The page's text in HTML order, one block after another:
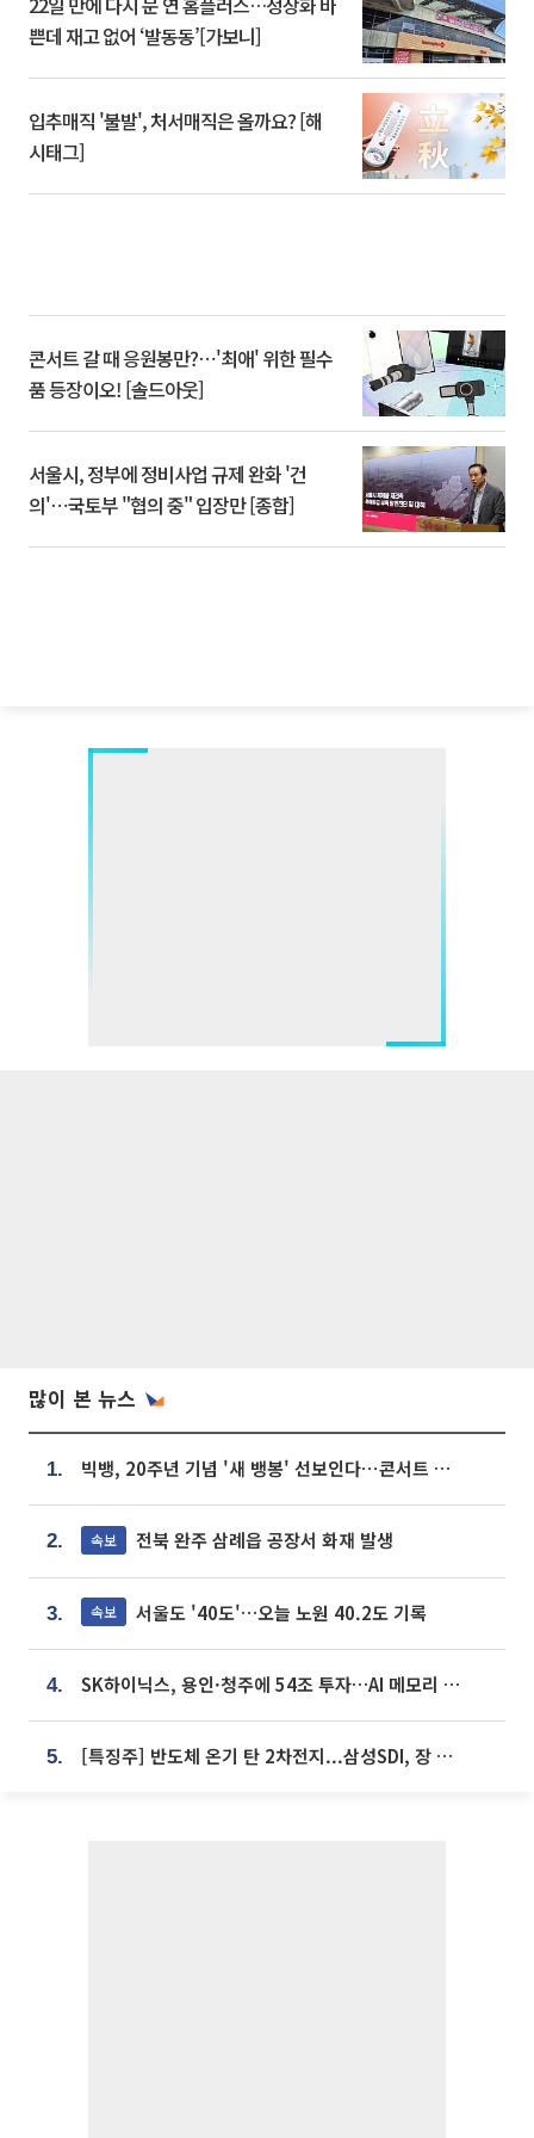
쁜데 재고 없어 ‘발동동’[가보니]
입추매직 '불발', 처서매직은 올까요? [해
시태그]
콘서트 갈 때 응원봉만?⋯'최애' 위한 필수
품 등장이오! [솔드아웃]
서울시, 정부에 정비사업 규제 완화 '건
의'⋯국토부 "협의 중" 입장만 [종합]
많이 본 뉴스
1. 빅뱅, 20주년 기념 '새 뱅봉' 선보인다⋯콘서트 앞두고 팝업 개최
2. 속보 전북 완주 삼례읍 공장서 화재 발생
3. 속보 서울도 '40도'…오늘 노원 40.2도 기록
4. SK하이닉스, 용인·청주에 54조 투자…AI 메모리 생산기지 키운다
5. [특징주] 반도체 온기 탄 2차전지...삼성SDI, 장 초반 7% 넘게 껑충